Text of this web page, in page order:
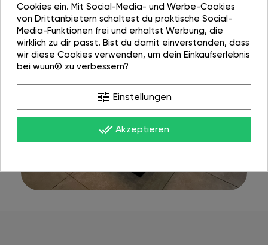
Cookies ein. Mit Social-Media- und Werbe-Cookies
von Drittanbietern schaltest du praktische Social-
Media-Funktionen frei und erhältst Werbung, die
wirklich zu dir passt. Bist du damit einverstanden, dass
wir diese Cookies verwenden, um dein Einkaufserlebnis
bei wuun® zu verbessern?
tune Einstellungen
done_all Akzeptieren